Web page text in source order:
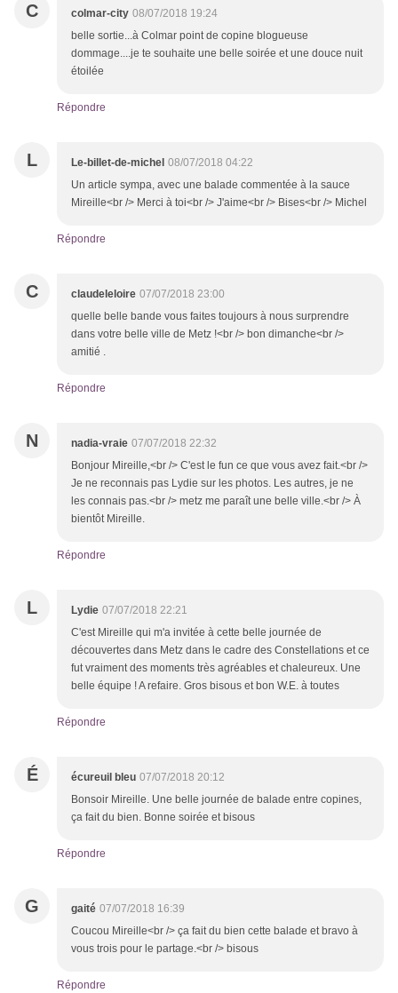
C colmar-city 08/07/2018 19:24
belle sortie...à Colmar point de copine blogueuse
dommage....je te souhaite une belle soirée et une douce nuit
étoilée
Répondre
L Le-billet-de-michel 08/07/2018 04:22
Un article sympa, avec une balade commentée à la sauce
Mireille<br /> Merci à toi<br /> J'aime<br /> Bises<br /> Michel
Répondre
C claudeleloire 07/07/2018 23:00
quelle belle bande vous faites toujours à nous surprendre
dans votre belle ville de Metz !<br /> bon dimanche<br />
amitié .
Répondre
N nadia-vraie 07/07/2018 22:32
Bonjour Mireille,<br /> C'est le fun ce que vous avez fait.<br />
Je ne reconnais pas Lydie sur les photos. Les autres, je ne
les connais pas.<br /> metz me paraît une belle ville.<br /> À
bientôt Mireille.
Répondre
L Lydie 07/07/2018 22:21
C'est Mireille qui m'a invitée à cette belle journée de
découvertes dans Metz dans le cadre des Constellations et ce
fut vraiment des moments très agréables et chaleureux. Une
belle équipe ! A refaire. Gros bisous et bon W.E. à toutes
Répondre
É écureuil bleu 07/07/2018 20:12
Bonsoir Mireille. Une belle journée de balade entre copines,
ça fait du bien. Bonne soirée et bisous
Répondre
G gaité 07/07/2018 16:39
Coucou Mireille<br /> ça fait du bien cette balade et bravo à
vous trois pour le partage.<br /> bisous
Répondre